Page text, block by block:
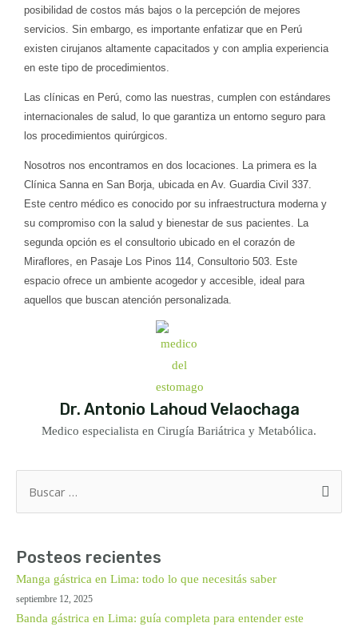
posibilidad de costos más bajos o la percepción de mejores
servicios. Sin embargo, es importante enfatizar que en Perú
existen cirujanos altamente capacitados y con amplia experiencia
en este tipo de procedimientos.
Las clínicas en Perú, como las nuestras, cumplen con estándares
internacionales de salud, lo que garantiza un entorno seguro para
los procedimientos quirúrgicos.
Nosotros nos encontramos en dos locaciones. La primera es la
Clínica Sanna en San Borja, ubicada en Av. Guardia Civil 337.
Este centro médico es conocido por su infraestructura moderna y
su compromiso con la salud y bienestar de sus pacientes. La
segunda opción es el consultorio ubicado en el corazón de
Miraflores, en Pasaje Los Pinos 114, Consultorio 503. Este
espacio ofrece un ambiente acogedor y accesible, ideal para
aquellos que buscan atención personalizada.
Dr. Antonio Lahoud Velaochaga
Medico especialista en Cirugía Bariátrica y Metabólica.
Buscar
por:
Posteos recientes
Manga gástrica en Lima: todo lo que necesitás saber
septiembre 12, 2025
Banda gástrica en Lima: guía completa para entender este